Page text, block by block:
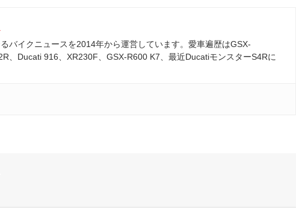
バイクニュースを2014年から運営しています。愛車遍歴はGSX-
、Ducati 916、XR230F、GSX-R600 K7、最近DucatiモンスターS4Rに